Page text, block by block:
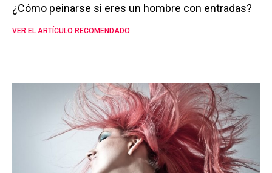
¿Cómo peinarse si eres un hombre con entradas?
VER EL ARTÍCULO RECOMENDADO